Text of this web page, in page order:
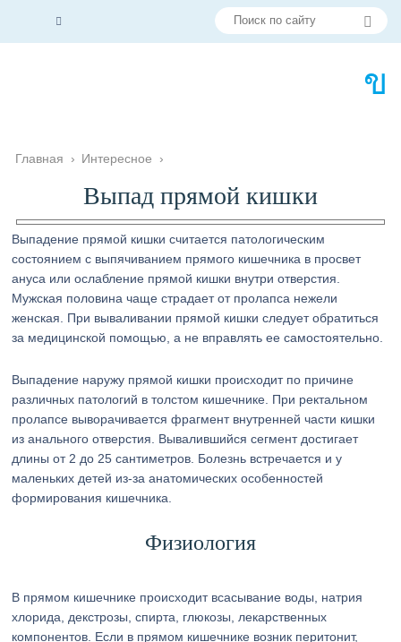
Главная › Интересное ›
Выпад прямой кишки
Выпадение прямой кишки считается патологическим
состоянием с выпячиванием прямого кишечника в просвет
ануса или ослабление прямой кишки внутри отверстия.
Мужская половина чаще страдает от пролапса нежели
женская. При вываливании прямой кишки следует обратиться
за медицинской помощью, а не вправлять ее самостоятельно.
Выпадение наружу прямой кишки происходит по причине
различных патологий в толстом кишечнике. При ректальном
пролапсе выворачивается фрагмент внутренней части кишки
из анального отверстия. Вывалившийся сегмент достигает
длины от 2 до 25 сантиметров. Болезнь встречается и у
маленьких детей из-за анатомических особенностей
формирования кишечника.
Физиология
В прямом кишечнике происходит всасывание воды, натрия
хлорида, декстрозы, спирта, глюкозы, лекарственных
компонентов. Если в прямом кишечнике возник перитонит,